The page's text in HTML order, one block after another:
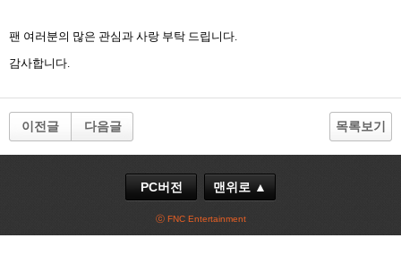
팬 여러분의 많은 관심과 사랑 부탁 드립니다.
감사합니다.
이전글 다음글 목록보기
PC버전 맨위로 ▲
ⓒ FNC Entertainment